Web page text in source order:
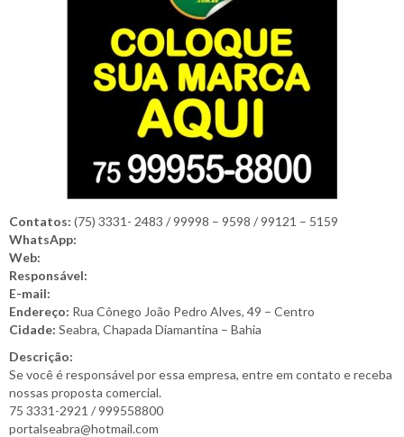
Contatos: (75) 3331- 2483 / 99998 – 9598 / 99121 – 5159
WhatsApp:
Web:
Responsável:
E-mail:
Endereço: Rua Cônego João Pedro Alves, 49 – Centro
Cidade: Seabra, Chapada Diamantina – Bahia
Descrição:
Se você é responsável por essa empresa, entre em contato e receba
nossas proposta comercial.
75 3331-2921 / 999558800
portalseabra@hotmail.com